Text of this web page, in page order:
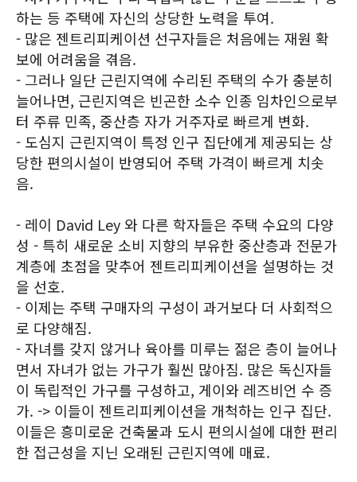
하는 등 주택에 자신의 상당한 노력을 투여.
- 많은 젠트리피케이션 선구자들은 처음에는 재원 확
보에 어려움을 겪음.
- 그러나 일단 근린지역에 수리된 주택의 수가 충분히
늘어나면, 근린지역은 빈곤한 소수 인종 임차인으로부
터 주류 민족, 중산층 자가 거주자로 빠르게 변화.
- 도심지 근린지역이 특정 인구 집단에게 제공되는 상
당한 편의시설이 반영되어 주택 가격이 빠르게 치솟
음.
- 레이 David Ley 와 다른 학자들은 주택 수요의 다양
성 - 특히 새로운 소비 지향의 부유한 중산층과 전문가
계층에 초점을 맞추어 젠트리피케이션을 설명하는 것
을 선호.
- 이제는 주택 구매자의 구성이 과거보다 더 사회적으
로 다양해짐.
- 자녀를 갖지 않거나 육아를 미루는 젊은 층이 늘어나
면서 자녀가 없는 가구가 훨씬 많아짐. 많은 독신자들
이 독립적인 가구를 구성하고, 게이와 레즈비언 수 증
가. -> 이들이 젠트리피케이션을 개척하는 인구 집단.
이들은 흥미로운 건축물과 도시 편의시설에 대한 편리
한 접근성을 지닌 오래된 근린지역에 매료.